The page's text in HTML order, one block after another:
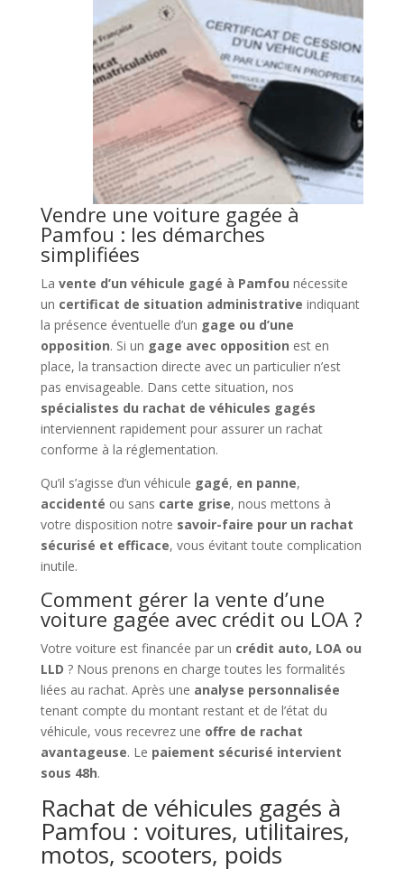
Vendre une voiture gagée à
Pamfou : les démarches
simplifiées
La vente d’un véhicule gagé à Pamfou nécessite
un certificat de situation administrative indiquant
la présence éventuelle d’un gage ou d’une
opposition. Si un gage avec opposition est en
place, la transaction directe avec un particulier n’est
pas envisageable. Dans cette situation, nos
spécialistes du rachat de véhicules gagés
interviennent rapidement pour assurer un rachat
conforme à la réglementation.
Qu’il s’agisse d’un véhicule gagé, en panne,
accidenté ou sans carte grise, nous mettons à
votre disposition notre savoir-faire pour un rachat
sécurisé et efficace, vous évitant toute complication
inutile.
Comment gérer la vente d’une
voiture gagée avec crédit ou LOA ?
Votre voiture est financée par un crédit auto, LOA ou
LLD ? Nous prenons en charge toutes les formalités
liées au rachat. Après une analyse personnalisée
tenant compte du montant restant et de l’état du
véhicule, vous recevrez une offre de rachat
avantageuse. Le paiement sécurisé intervient
sous 48h.
Rachat de véhicules gagés à
Pamfou : voitures, utilitaires,
motos, scooters, poids